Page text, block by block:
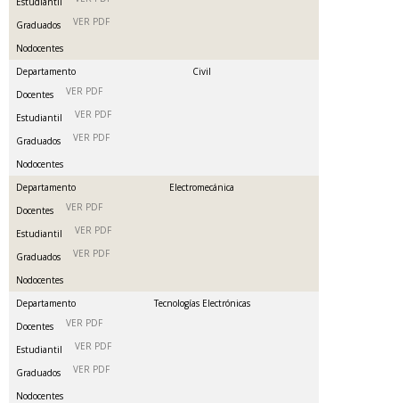
Graduados VER PDF
Nodocentes
Departamento
Civil
Docentes
VER PDF
Estudiantil VER PDF
Graduados VER PDF
Nodocentes
Departamento
Electromecánica
Docentes
VER PDF
Estudiantil VER PDF
Graduados VER PDF
Nodocentes
Departamento
Tecnologías Electrónicas
Docentes
VER PDF
Estudiantil VER PDF
Graduados VER PDF
Nodocentes